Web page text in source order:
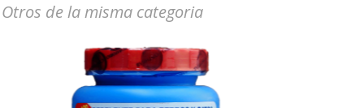
Otros de la misma categoria